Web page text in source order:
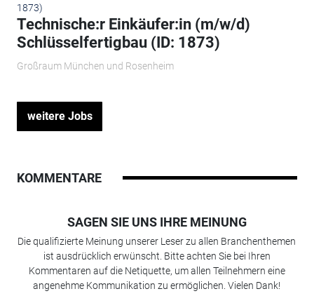
Technische:r Einkäufer:in (m/w/d)
Schlüsselfertigbau (ID: 1873)
Großraum München und Rosenheim
weitere Jobs
KOMMENTARE
SAGEN SIE UNS IHRE MEINUNG
Die qualifizierte Meinung unserer Leser zu allen Branchenthemen
ist ausdrücklich erwünscht. Bitte achten Sie bei Ihren
Kommentaren auf die Netiquette, um allen Teilnehmern eine
angenehme Kommunikation zu ermöglichen. Vielen Dank!